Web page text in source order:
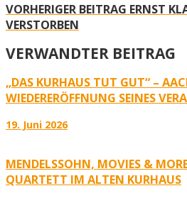
VORHERIGER BEITRAG ERNST
VERSTORBEN
VERWANDTER BEITRAG
„DAS KURHAUS TUT GUT“ –
WIEDERERÖFFNUNG SEINES
19. Juni 2026
MENDELSSOHN, MOVIES &
QUARTETT IM ALTEN KURHAUS